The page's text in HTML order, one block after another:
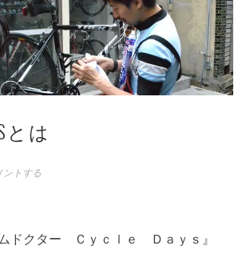
とは
ントする
ムドクター Ｃｙｃｌｅ Ｄａｙｓ』